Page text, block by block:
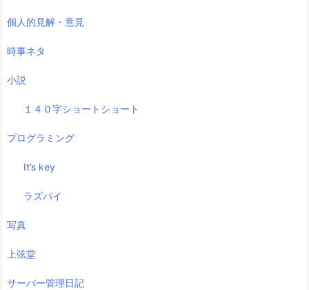
個人的見解・意見
時事ネタ
小説
１４０字ショートショート
プログラミング
It’s key
ラズパイ
写真
上弦堂
サーバー管理日記